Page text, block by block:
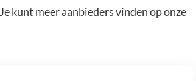
kunt meer aanbieders vinden op onze